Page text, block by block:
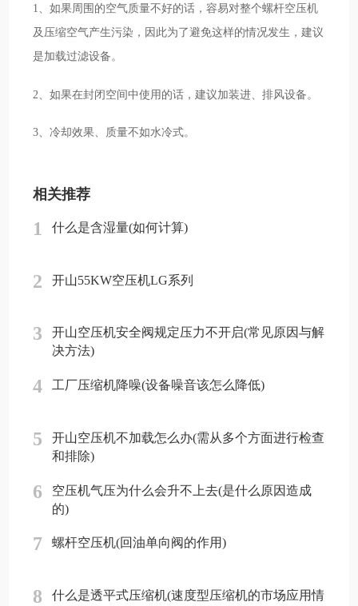
1、如果周围的空气质量不好的话，容易对整个螺杆空压机
及压缩空气产生污染，因此为了避免这样的情况发生，建议
是加载过滤设备。
2、如果在封闭空间中使用的话，建议加装进、排风设备。
3、冷却效果、质量不如水冷式。
相关推荐
1 什么是含湿量(如何计算)
2 开山55KW空压机LG系列
3
开山空压机安全阀规定压力不开启(常见原因与解
决方法)
4 工厂压缩机降噪(设备噪音该怎么降低)
5
开山空压机不加载怎么办(需从多个方面进行检查
和排除)
6
空压机气压为什么会升不上去(是什么原因造成
的)
7 螺杆空压机(回油单向阀的作用)
8 什么是透平式压缩机(速度型压缩机的市场应用情